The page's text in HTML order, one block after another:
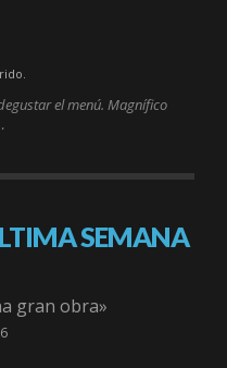
el menú. Magnífico
SEMANA
gran obra»